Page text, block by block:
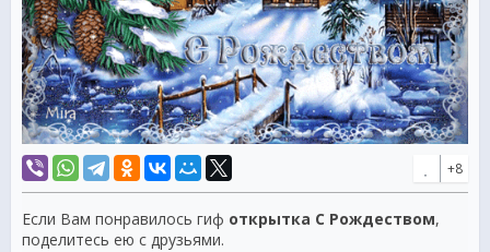
+8
Если Вам понравилось гиф открытка С Рождеством,
поделитесь ею с друзьями.